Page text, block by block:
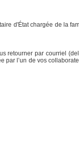
d'État chargée de la
par courriel
l’un de vos